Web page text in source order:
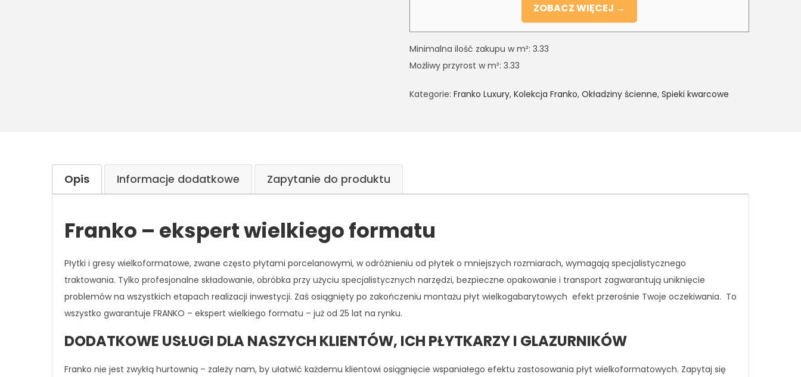
ZOBACZ WIĘCEJ →
Minimalna ilość zakupu w m²: 3.33
Możliwy przyrost w m²: 3.33
Kategorie: Franko Luxury, Kolekcja Franko, Okładziny ścienne, Spieki kwarcowe
Opis Informacje dodatkowe Zapytanie do produktu
Franko – ekspert wielkiego formatu
Płytki i gresy wielkoformatowe, zwane często płytami porcelanowymi, w odróżnieniu od płytek o mniejszych rozmiarach, wymagają specjalistycznego
traktowania. Tylko profesjonalne składowanie, obróbka przy użyciu specjalistycznych narzędzi, bezpieczne opakowanie i transport zagwarantują uniknięcie
problemów na wszystkich etapach realizacji inwestycji. Zaś osiągnięty po zakończeniu montażu płyt wielkogabarytowych efekt przerośnie Twoje oczekiwania. To
wszystko gwarantuje FRANKO – ekspert wielkiego formatu – już od 25 lat na rynku.
DODATKOWE USŁUGI DLA NASZYCH KLIENTÓW, ICH PŁYTKARZY I GLAZURNIKÓW
Franko nie jest zwykłą hurtownią – zależy nam, by ułatwić każdemu klientowi osiągnięcie wspaniałego efektu zastosowania płyt wielkoformatowych. Zapytaj się